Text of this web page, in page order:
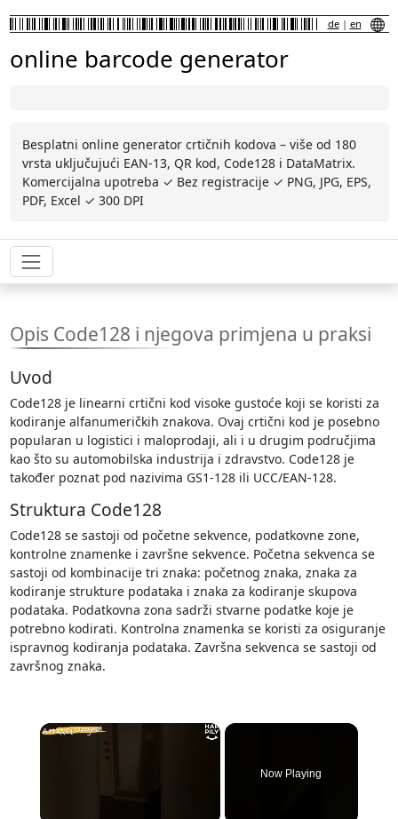
de| en
online barcode generator
Besplatni online generator crtičnih kodova – više od 180
vrsta uključujući EAN-13, QR kod, Code128 i DataMatrix.
Komercijalna upotreba ✓ Bez registracije ✓ PNG, JPG, EPS,
PDF, Excel ✓ 300 DPI
Opis Code128 i njegova primjena u praksi
Uvod
Code128 je linearni crtični kod visoke gustoće koji se koristi za
kodiranje alfanumeričkih znakova. Ovaj crtični kod je posebno
popularan u logistici i maloprodaji, ali i u drugim područjima
kao što su automobilska industrija i zdravstvo. Code128 je
također poznat pod nazivima GS1-128 ili UCC/EAN-128.
Struktura Code128
Code128 se sastoji od početne sekvence, podatkovne zone,
kontrolne znamenke i završne sekvence. Početna sekvenca se
sastoji od kombinacije tri znaka: početnog znaka, znaka za
kodiranje strukture podataka i znaka za kodiranje skupova
podataka. Podatkovna zona sadrži stvarne podatke koje je
potrebno kodirati. Kontrolna znamenka se koristi za osiguranje
ispravnog kodiranja podataka. Završna sekvenca se sastoji od
završnog znaka.
×
Now Playing